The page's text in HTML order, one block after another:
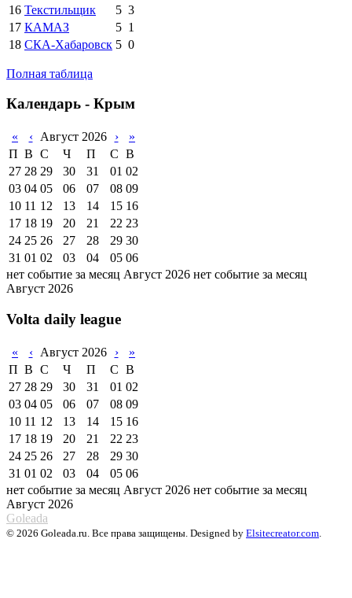
16 Текстильщик 5 3
17 КАМАЗ 5 1
18 СКА-Хабаровск 5 0
Полная таблица
Календарь - Крым
« ‹ Август 2026 ›
»
П В С Ч П С В
27 28 29 30 31 01 02
03 04 05 06 07 08 09
10 11 12 13 14 15 16
17 18 19 20 21 22 23
24 25 26 27 28 29 30
31 01 02 03 04 05 06
нет событие за месяц Август 2026 нет событие за месяц
Август 2026
Volta daily league
« ‹ Август 2026 ›
»
П В С Ч П С В
27 28 29 30 31 01 02
03 04 05 06 07 08 09
10 11 12 13 14 15 16
17 18 19 20 21 22 23
24 25 26 27 28 29 30
31 01 02 03 04 05 06
нет событие за месяц Август 2026 нет событие за месяц
Август 2026
Goleada
© 2026 Goleada.ru. Все права защищены. Designed by Elsitecreator.com